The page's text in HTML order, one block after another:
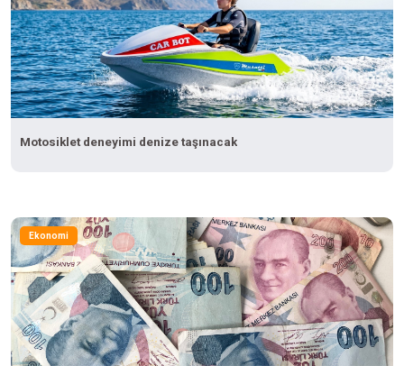
Motosiklet deneyimi denize taşınacak
Ekonomi